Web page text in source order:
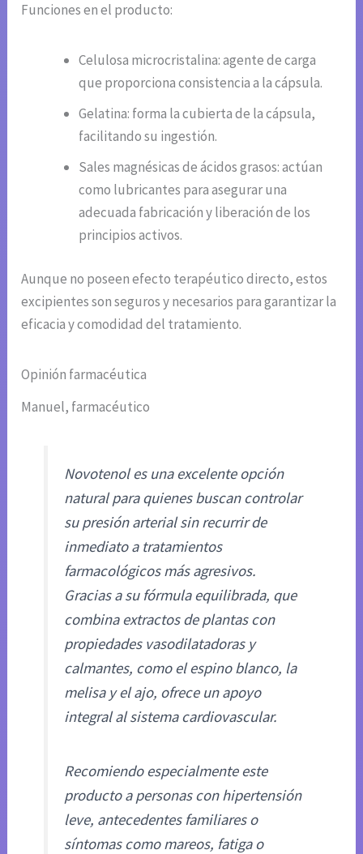
Funciones en el producto:
Celulosa microcristalina: agente de carga
que proporciona consistencia a la cápsula.
Gelatina: forma la cubierta de la cápsula,
facilitando su ingestión.
Sales magnésicas de ácidos grasos: actúan
como lubricantes para asegurar una
adecuada fabricación y liberación de los
principios activos.
Aunque no poseen efecto terapéutico directo, estos
excipientes son seguros y necesarios para garantizar la
eficacia y comodidad del tratamiento.
Opinión farmacéutica
Manuel, farmacéutico
Novotenol es una excelente opción
natural para quienes buscan controlar
su presión arterial sin recurrir de
inmediato a tratamientos
farmacológicos más agresivos.
Gracias a su fórmula equilibrada, que
combina extractos de plantas con
propiedades vasodilatadoras y
calmantes, como el espino blanco, la
melisa y el ajo, ofrece un apoyo
integral al sistema cardiovascular.
Recomiendo especialmente este
producto a personas con hipertensión
leve, antecedentes familiares o
síntomas como mareos, fatiga o